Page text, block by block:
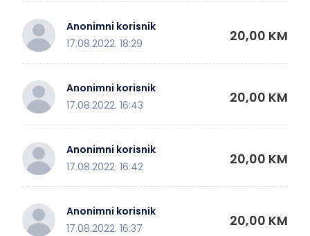
Anonimni korisnik
17.08.2022. 18:29
20,00 KM
Anonimni korisnik
17.08.2022. 16:43
20,00 KM
Anonimni korisnik
17.08.2022. 16:42
20,00 KM
Anonimni korisnik
17.08.2022. 16:37
20,00 KM